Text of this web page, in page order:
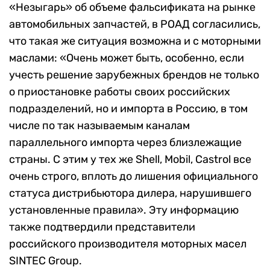
«Незыгарь» об объеме фальсификата на рынке
автомобильных запчастей, в РОАД согласились,
что такая же ситуация возможна и с моторными
маслами: «Очень может быть, особенно, если
учесть решение зарубежных брендов не только
о приостановке работы своих российских
подразделений, но и импорта в Россию, в том
числе по так называемым каналам
параллельного импорта через близлежащие
страны. С этим у тех же Shell, Mobil, Castrol все
очень строго, вплоть до лишения официального
статуса дистрибьютора дилера, нарушившего
установленные правила». Эту информацию
также подтвердили представители
российского производителя моторных масел
SINTEC Group.